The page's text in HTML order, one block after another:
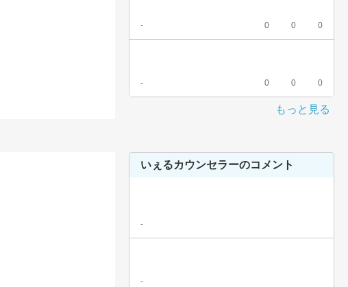
- 0 0 0
- 0 0 0
もっと見る
いぇるカウンセラーのコメント
-
-